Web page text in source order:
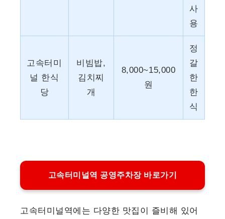
사
용
고속터미
널 한식
당
비빔밥,
김치찌
개
8,000~15,000
원
정
갈
한
한
식
고속터미널역 공영주차장 바로가기
고속터미널역에는 다양한 맛집이 즐비해 있어